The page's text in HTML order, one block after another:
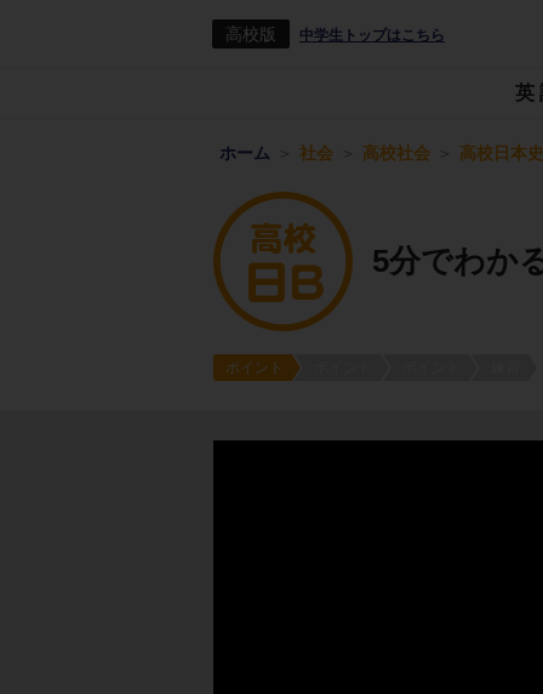
高校版 中学生トップはこちら
英
ホーム 社会 高校社会 高校日本
5分でわか
ポイント